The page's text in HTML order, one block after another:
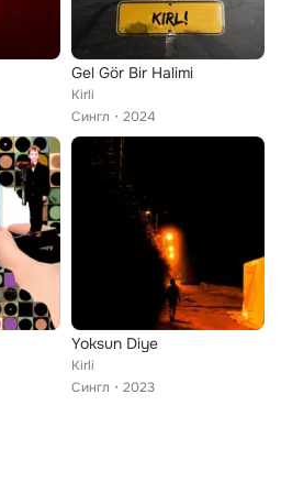
Gel Gör Bir Halimi
Kirli
Сингл
2024
Yoksun Diye
Kirli
Сингл
2023